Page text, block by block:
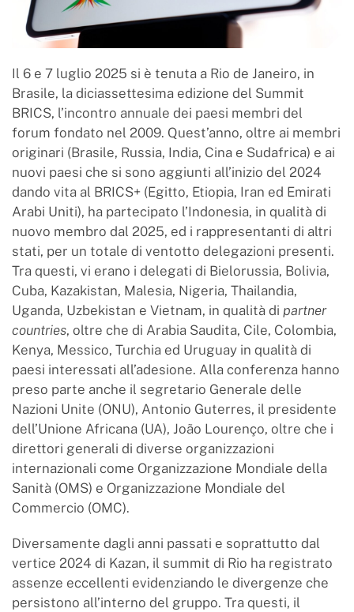
Il 6 e 7 luglio 2025 si è tenuta a Rio de Janeiro, in
Brasile, la diciassettesima edizione del Summit
BRICS, l’incontro annuale dei paesi membri del
forum fondato nel 2009. Quest’anno, oltre ai membri
originari (Brasile, Russia, India, Cina e Sudafrica) e ai
nuovi paesi che si sono aggiunti all’inizio del 2024
dando vita al BRICS+ (Egitto, Etiopia, Iran ed Emirati
Arabi Uniti), ha partecipato l’Indonesia, in qualità di
nuovo membro dal 2025, ed i rappresentanti di altri
stati, per un totale di ventotto delegazioni presenti.
Tra questi, vi erano i delegati di Bielorussia, Bolivia,
Cuba, Kazakistan, Malesia, Nigeria, Thailandia,
Uganda, Uzbekistan e Vietnam, in qualità di partner
countries, oltre che di Arabia Saudita, Cile, Colombia,
Kenya, Messico, Turchia ed Uruguay in qualità di
paesi interessati all’adesione. Alla conferenza hanno
preso parte anche il segretario Generale delle
Nazioni Unite (ONU), Antonio Guterres, il presidente
dell’Unione Africana (UA), João Lourenço, oltre che i
direttori generali di diverse organizzazioni
internazionali come Organizzazione Mondiale della
Sanità (OMS) e Organizzazione Mondiale del
Commercio (OMC).
Diversamente dagli anni passati e soprattutto dal
vertice 2024 di Kazan, il summit di Rio ha registrato
assenze eccellenti evidenziando le divergenze che
persistono all’interno del gruppo. Tra questi, il